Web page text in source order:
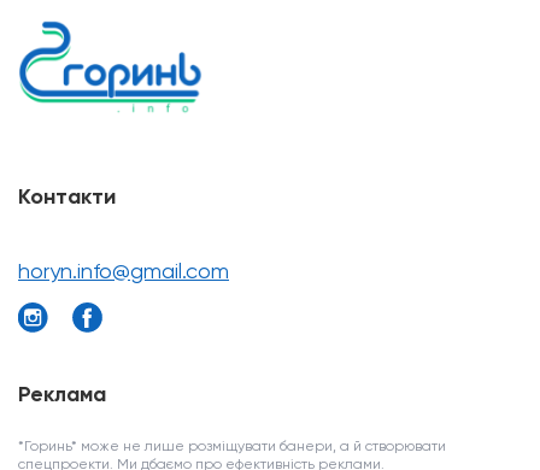
Контакти
horyn.info@gmail.com
Реклама
*Горинь* може не лише розміщувати банери, а й створювати
спецпроекти. Ми дбаємо про ефективність реклами.